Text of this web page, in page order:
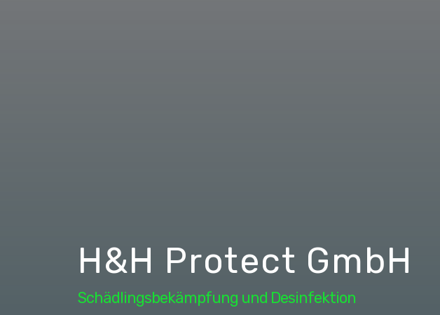
H&H Protect GmbH
Schädlingsbekämpfung und Desinfektion